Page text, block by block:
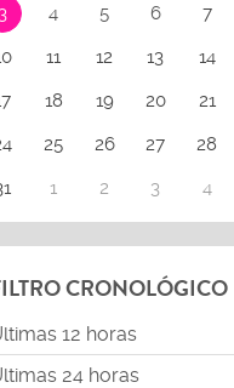
3
4 5 6 7
11 12 13 14
18 19 20 21
25 26 27 28
1 2 3 4
CRONOLÓGICO
12 horas
24 horas